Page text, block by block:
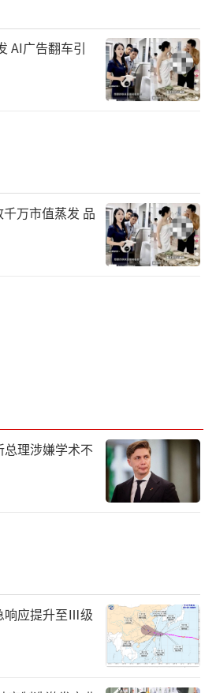
AI广告翻车引
万市值蒸发 品
理涉嫌学术不
响应提升至Ⅲ级